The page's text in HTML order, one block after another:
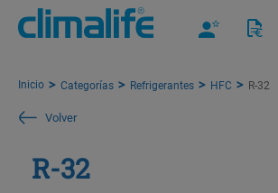
Inicio Categorías Refrigerantes HFC R-32
Volver
R-32